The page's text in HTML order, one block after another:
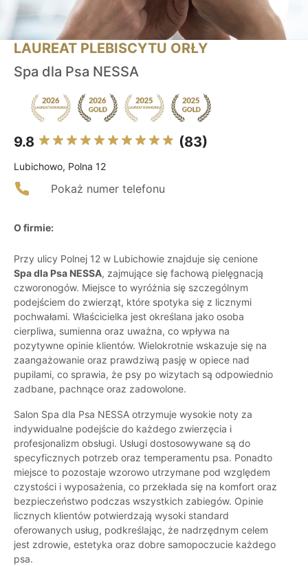
LAUREAT PLEBISCYTU ORŁY
Spa dla Psa NESSA
9.8 (83)
Lubichowo, Polna 12
Pokaż numer telefonu
O firmie:
Przy ulicy Polnej 12 w Lubichowie znajduje się cenione
Spa dla Psa NESSA, zajmujące się fachową pielęgnacją
czworonogów. Miejsce to wyróżnia się szczególnym
podejściem do zwierząt, które spotyka się z licznymi
pochwałami. Właścicielka jest określana jako osoba
cierpliwa, sumienna oraz uważna, co wpływa na
pozytywne opinie klientów. Wielokrotnie wskazuje się na
zaangażowanie oraz prawdziwą pasję w opiece nad
pupilami, co sprawia, że psy po wizytach są odpowiednio
zadbane, pachnące oraz zadowolone.
Salon Spa dla Psa NESSA otrzymuje wysokie noty za
indywidualne podejście do każdego zwierzęcia i
profesjonalizm obsługi. Usługi dostosowywane są do
specyficznych potrzeb oraz temperamentu psa. Ponadto
miejsce to pozostaje wzorowo utrzymane pod względem
czystości i wyposażenia, co przekłada się na komfort oraz
bezpieczeństwo podczas wszystkich zabiegów. Opinie
licznych klientów potwierdzają wysoki standard
oferowanych usług, podkreślając, że nadrzędnym celem
jest zdrowie, estetyka oraz dobre samopoczucie każdego
psa.